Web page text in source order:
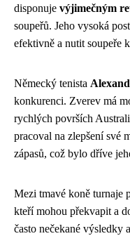
disponuje výjimečným
soupeřů. Jeho vysoká
efektivně a nutit soupeře
Německý tenista
konkurenci. Zverev má
rychlých površích
pracoval na zlepšení své
zápasů, což bylo dříve
Mezi tmavé koně turnaje
kteří mohou překvapit a
často nečekané výsledky